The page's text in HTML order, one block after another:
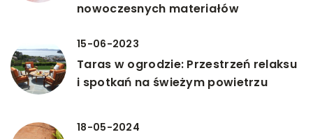
nowoczesnych materiałów
15-06-2023
Taras w ogrodzie: Przestrzeń relaksu
i spotkań na świeżym powietrzu
18-05-2024